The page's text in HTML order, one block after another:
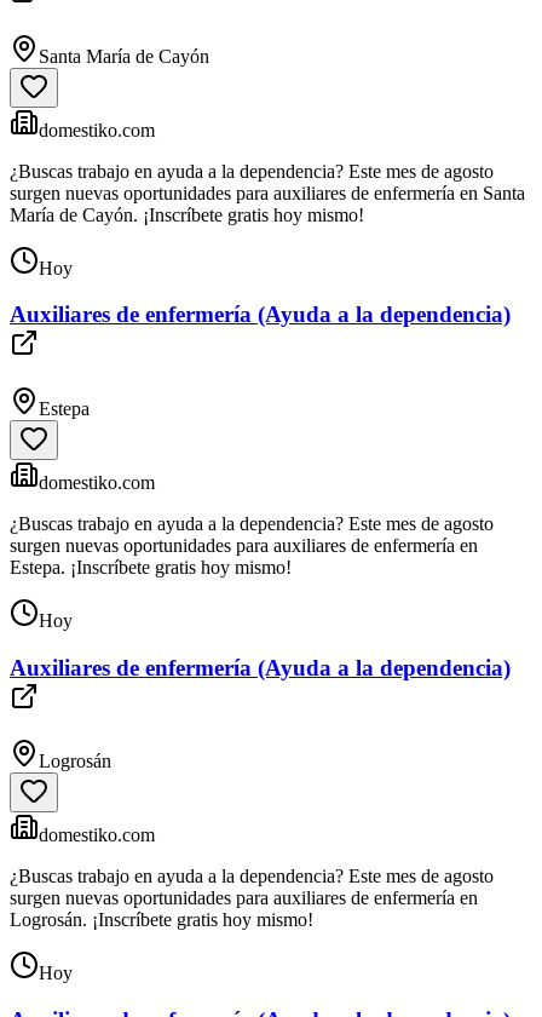
Santa María de Cayón
domestiko.com
¿Buscas trabajo en ayuda a la dependencia? Este mes de agosto
surgen nuevas oportunidades para auxiliares de enfermería en Santa
María de Cayón. ¡Inscríbete gratis hoy mismo!
Hoy
Auxiliares de enfermería (Ayuda a la dependencia)
Estepa
domestiko.com
¿Buscas trabajo en ayuda a la dependencia? Este mes de agosto
surgen nuevas oportunidades para auxiliares de enfermería en
Estepa. ¡Inscríbete gratis hoy mismo!
Hoy
Auxiliares de enfermería (Ayuda a la dependencia)
Logrosán
domestiko.com
¿Buscas trabajo en ayuda a la dependencia? Este mes de agosto
surgen nuevas oportunidades para auxiliares de enfermería en
Logrosán. ¡Inscríbete gratis hoy mismo!
Hoy